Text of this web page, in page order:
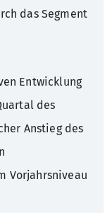
das Segment
Entwicklung
des
Anstieg des
Vorjahrsniveau